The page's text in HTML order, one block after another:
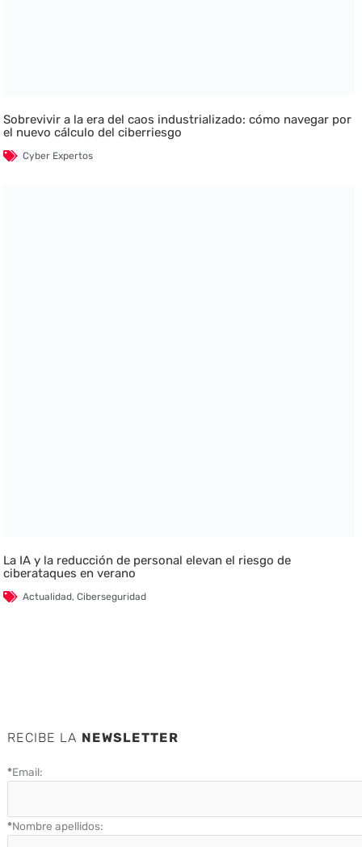
Sobrevivir a la era del caos industrializado: cómo navegar por
el nuevo cálculo del ciberriesgo
Cyber Expertos
La IA y la reducción de personal elevan el riesgo de
ciberataques en verano
Actualidad,Ciberseguridad
RECIBE LA NEWSLETTER
*Email:
*Nombre apellidos: